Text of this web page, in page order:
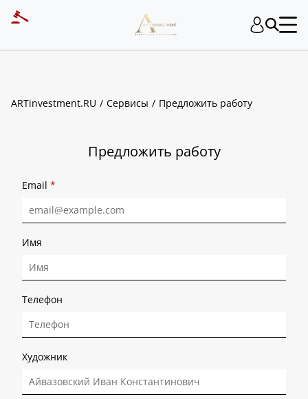
ARTinvestment.RU Сервисы Предложить работу
Предложить работу
Email *
Имя
Телефон
Художник